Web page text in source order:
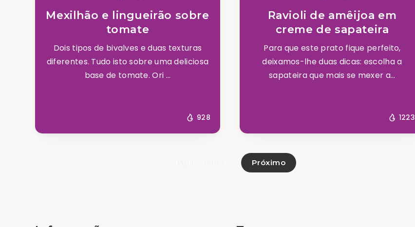
Mexilhão e lingueirão sobre
tomate
Dois tipos de bivalves e duas texturas
diferentes. Tudo isto sobre uma deliciosa
base de tomate. Ori ...
928
Ravioli de amêijoa em
creme de sapateira
Para que este prato fique perfeito,
deixamos-lhe duas dicas: escolha a
sapateira que mais se mexer a...
1223
Próximo